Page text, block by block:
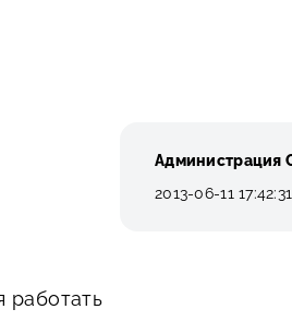
работать
Администрация
2013-06-11 17:42:31